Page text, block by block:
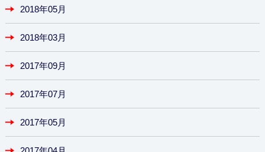
2018年05月
2018年03月
2017年09月
2017年07月
2017年05月